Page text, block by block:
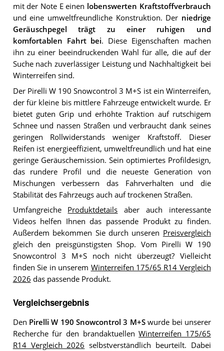
mit der Note E einen lobenswerten Kraftstoffverbrauch
und eine umweltfreundliche Konstruktion. Der niedrige
Geräuschpegel trägt zu einer ruhigen und
komfortablen Fahrt bei. Diese Eigenschaften machen
ihn zu einer beeindruckenden Wahl für alle, die auf der
Suche nach zuverlässiger Leistung und Nachhaltigkeit bei
Winterreifen sind.
Der Pirelli W 190 Snowcontrol 3 M+S ist ein Winterreifen,
der für kleine bis mittlere Fahrzeuge entwickelt wurde. Er
bietet guten Grip und erhöhte Traktion auf rutschigem
Schnee und nassen Straßen und verbraucht dank seines
geringen Rollwiderstands weniger Kraftstoff. Dieser
Reifen ist energieeffizient, umweltfreundlich und hat eine
geringe Geräuschemission. Sein optimiertes Profildesign,
das rundere Profil und die neueste Generation von
Mischungen verbessern das Fahrverhalten und die
Stabilität des Fahrzeugs auch auf trockenen Straßen.
Umfangreiche Produktdetails aber auch interessante
Videos helfen Ihnen das passende Produkt zu finden.
Außerdem bekommen Sie durch unseren Preisvergleich
gleich den preisgünstigsten Shop. Vom Pirelli W 190
Snowcontrol 3 M+S noch nicht überzeugt? Vielleicht
finden Sie in unserem Winterreifen 175/65 R14 Vergleich
2026 das passende Produkt.
Vergleichsergebnis
Den Pirelli W 190 Snowcontrol 3 M+Swurde bei unserer
Recherche für den brandaktuellenWinterreifen 175/65
R14 Vergleich 2026 selbstverständlich beurteilt. Dabei